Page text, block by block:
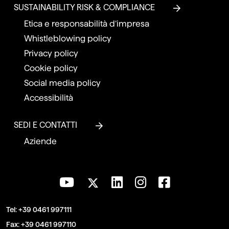
SUSTAINABILITY RISK & COMPLIANCE
Etica e responsabilità d’impresa
Whistleblowing policy
Privacy policy
Cookie policy
Social media policy
Accessibilità
SEDI E CONTATTI
Aziende
Tel:+39 0461 997111
Fax:+39 0461 997110